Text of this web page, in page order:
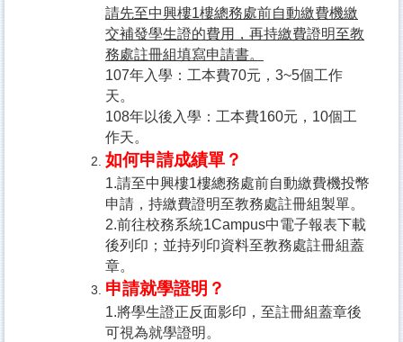
請先至中興樓1樓總務處前自動繳費機繳
交補發學生證的費用，再持繳費證明至教
務處註冊組填寫申請書。
107年入學：工本費70元，3~5個工作
天。
108年以後入學：工本費160元，10個工
作天。
如何申請成績單？
1.請至中興樓1樓總務處前自動繳費機投幣
申請，持繳費證明至教務處註冊組製單。
2.前往校務系統1Campus中電子報表下載
後列印；並持列印資料至教務處註冊組蓋
章。
申請就學證明？
1.將學生證正反面影印，至註冊組蓋章後
可視為就學證明。